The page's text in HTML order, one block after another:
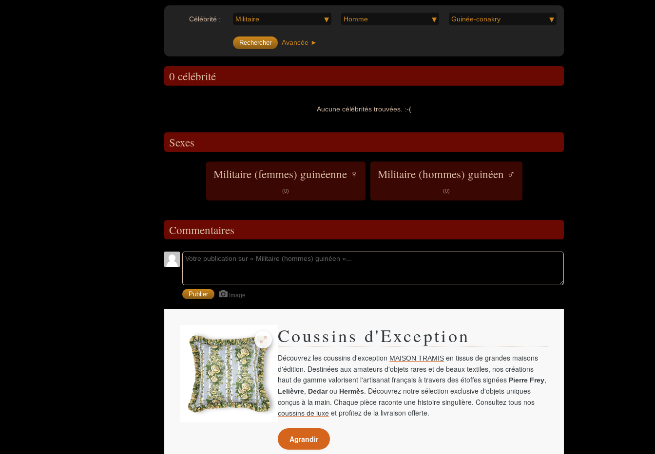
Célébrité : Militaire Homme Guinée-conakry
Avancée ►
0 célébrité
Aucune célébrités trouvées. :-(
Sexes
Militaire (femmes) guinéenne ♀
(0)
Militaire (hommes) guinéen ♂
(0)
Commentaires
Image
Coussins d'Exception
Découvrez les coussins d'exception MAISON TRAMIS en tissus de grandes maisons
d'édition. Destinées aux amateurs d'objets rares et de beaux textiles, nos créations
haut de gamme valorisent l'artisanat français à travers des étoffes signées Pierre Frey,
Lelièvre, Dedarou Hermès. Découvrez notre sélection exclusive d'objets uniques
conçus à la main. Chaque pièce raconte une histoire singulière. Consultez tous nos
coussins de luxe et profitez de la livraison offerte.
Agrandir